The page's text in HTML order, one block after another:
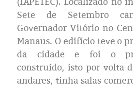
Pesquisas
Política
Livros
Sete de Setembro
Governador Vitório no
Manaus. O edifício teve o
da cidade e foi o
construído, isto por volta
andares, tinha salas